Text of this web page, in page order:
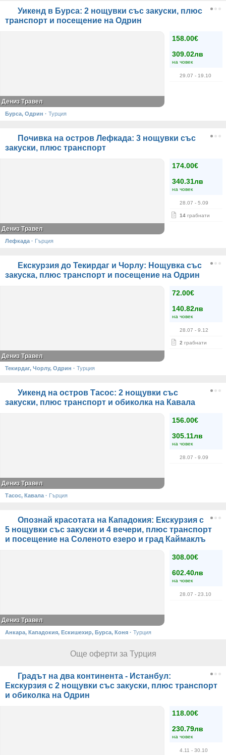
Уикенд в Бурса: 2 нощувки със закуски, плюс
транспорт и посещение на Одрин
158.00€
309.02лв
на човек
29.07 - 19.10
Дениз Травел
Бурса, Одрин · Турция
Почивка на остров Лефкада: 3 нощувки със
закуски, плюс транспорт
174.00€
340.31лв
на човек
28.07 - 5.09
14 грабнати
Дениз Травел
Лефкада · Гърция
Екскурзия до Текирдаг и Чорлу: Нощувка със
закуска, плюс транспорт и посещение на Одрин
72.00€
140.82лв
на човек
28.07 - 9.12
2 грабнати
Дениз Травел
Текирдаг, Чорлу, Одрин · Турция
Уикенд на остров Тасос: 2 нощувки със
закуски, плюс транспорт и обиколка на Кавала
156.00€
305.11лв
на човек
28.07 - 9.09
Дениз Травел
Тасос, Кавала · Гърция
Опознай красотата на Кападокия: Екскурзия с
5 нощувки със закуски и 4 вечери, плюс транспорт
и посещение на Соленото езеро и град Каймаклъ
308.00€
602.40лв
на човек
28.07 - 23.10
Дениз Травел
Анкара, Кападокия, Ескишехир, Бурса, Коня · Турция
Още оферти за Турция
Градът на два континента - Истанбул:
Екскурзия с 2 нощувки със закуски, плюс транспорт
и обиколка на Одрин
118.00€
230.79лв
на човек
4.11 - 30.10